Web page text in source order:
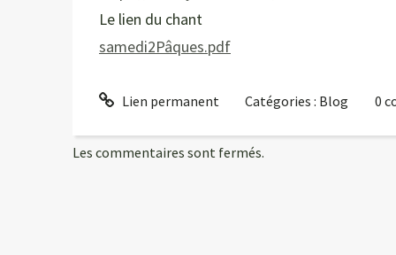
Le lien du chant
samedi2Pâques.pdf
Lien permanent Catégories : Blog 0
Les commentaires sont fermés.